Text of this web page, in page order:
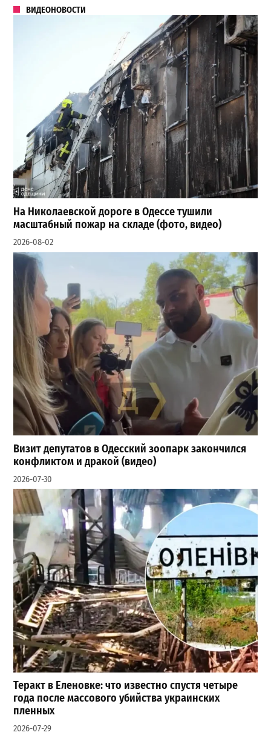
ВИДЕОНОВОСТИ
На Николаевской дороге в Одессе тушили
масштабный пожар на складе (фото, видео)
2026-08-02
Визит депутатов в Одесский зоопарк закончился
конфликтом и дракой (видео)
2026-07-30
Теракт в Еленовке: что известно спустя четыре
года после массового убийства украинских
пленных
2026-07-29